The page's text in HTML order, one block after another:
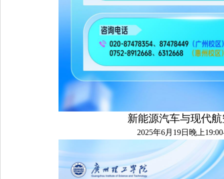
新能源汽车与现代
2025年6月19日晚上